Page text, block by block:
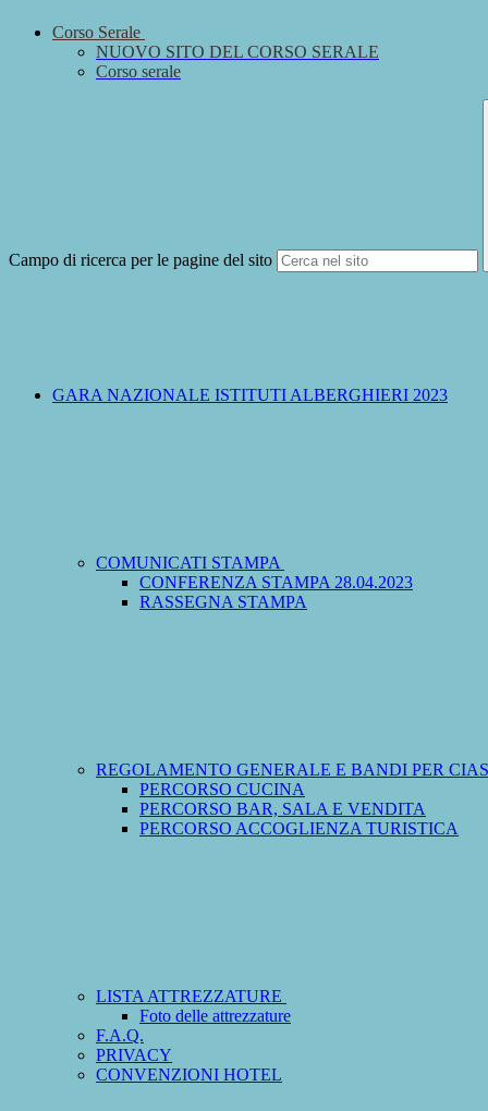
Corso Serale
NUOVO SITO DEL CORSO SERALE
Corso serale
Campo di ricerca per le pagine del sito
GARA NAZIONALE ISTITUTI ALBERGHIERI 2023
COMUNICATI STAMPA
CONFERENZA STAMPA 28.04.2023
RASSEGNA STAMPA
REGOLAMENTO GENERALE E BANDI PER
PERCORSO CUCINA
PERCORSO BAR, SALA E VENDITA
PERCORSO ACCOGLIENZA TURISTICA
LISTA ATTREZZATURE
Foto delle attrezzature
F.A.Q.
PRIVACY
CONVENZIONI HOTEL